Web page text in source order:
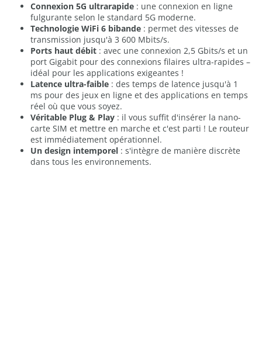
Connexion 5G ultrarapide : une connexion en ligne
fulgurante selon le standard 5G moderne.
Technologie WiFi 6 bibande : permet des vitesses de
transmission jusqu'à 3 600 Mbits/s.
Ports haut débit : avec une connexion 2,5 Gbits/s et un
port Gigabit pour des connexions filaires ultra-rapides –
idéal pour les applications exigeantes !
Latence ultra-faible : des temps de latence jusqu'à 1
ms pour des jeux en ligne et des applications en temps
réel où que vous soyez.
Véritable Plug & Play : il vous suffit d'insérer la nano-
carte SIM et mettre en marche et c'est parti ! Le routeur
est immédiatement opérationnel.
Un design intemporel : s'intègre de manière discrète
dans tous les environnements.